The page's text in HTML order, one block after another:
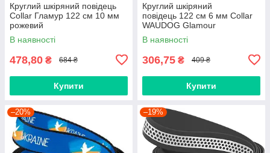
Круглий шкіряний повідець
Collar Гламур 122 см 10 мм
рожевий
В наявності
478,80 ₴ 684 ₴
Купити
Круглий шкіряний
повідець 122 см 6 мм Collar
WAUDOG Glamour
фіолетовий
В наявності
306,75 ₴ 409 ₴
Купити
–20% –19%